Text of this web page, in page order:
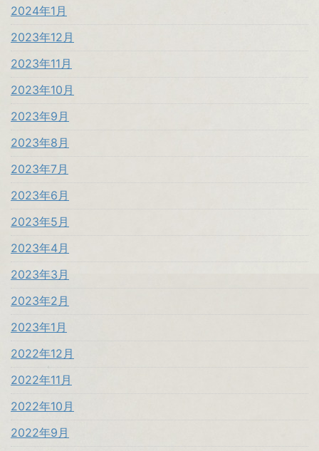
2024年1月
2023年12月
2023年11月
2023年10月
2023年9月
2023年8月
2023年7月
2023年6月
2023年5月
2023年4月
2023年3月
2023年2月
2023年1月
2022年12月
2022年11月
2022年10月
2022年9月